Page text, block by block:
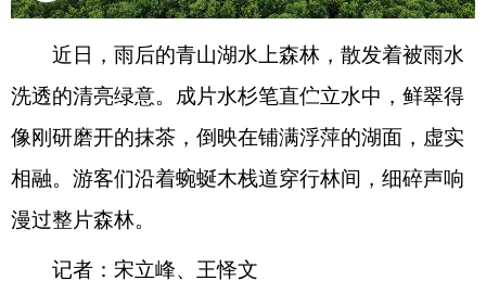
近日，雨后的青山湖水上森林，散发着被雨水
洗透的清亮绿意。成片水杉笔直伫立水中，鲜翠得
像刚研磨开的抹茶，倒映在铺满浮萍的湖面，虚实
相融。游客们沿着蜿蜒木栈道穿行林间，细碎声响
漫过整片森林。
记者：宋立峰、王怿文